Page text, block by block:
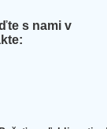
s nami v